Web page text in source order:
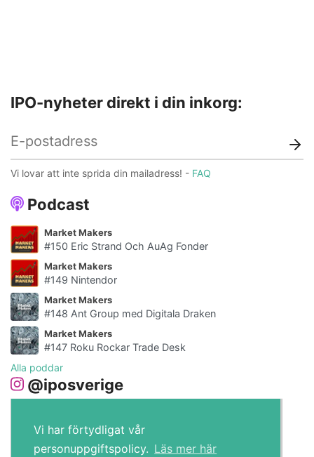
Vi har förtydligat vår
personuppgiftspolicy. Läs mer här
Podcast
Market Makers
#150 Eric Strand Och AuAg Fonder
Market Makers
#149 Nintendor
Market Makers
#148 Ant Group med Digitala Draken
Market Makers
#147 Roku Rockar Trade Desk
Alla poddar
@iposverige
IPO-nyheter direkt i din inkorg:
Vi lovar att inte sprida din mailadress! - FAQ